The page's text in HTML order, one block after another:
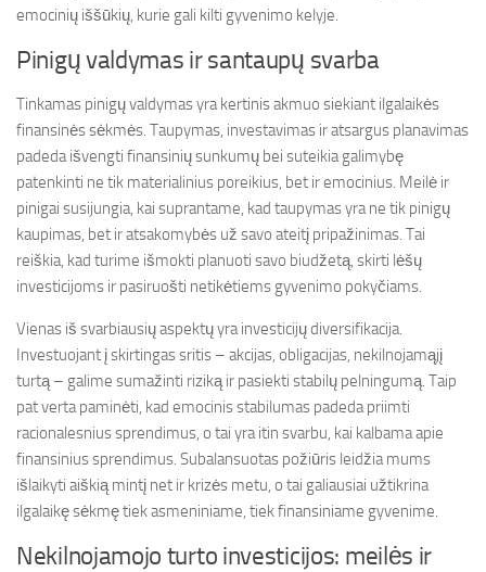
emocinių iššūkių, kurie gali kilti gyvenimo kelyje.
Pinigų valdymas ir santaupų svarba
Tinkamas pinigų valdymas yra kertinis akmuo siekiant ilgalaikės
finansinės sėkmės. Taupymas, investavimas ir atsargus planavimas
padeda išvengti finansinių sunkumų bei suteikia galimybę
patenkinti ne tik materialinius poreikius, bet ir emocinius. Meilė ir
pinigai susijungia, kai suprantame, kad taupymas yra ne tik pinigų
kaupimas, bet ir atsakomybės už savo ateitį pripažinimas. Tai
reiškia, kad turime išmokti planuoti savo biudžetą, skirti lėšų
investicijoms ir pasiruošti netikėtiems gyvenimo pokyčiams.
Vienas iš svarbiausių aspektų yra investicijų diversifikacija.
Investuojant į skirtingas sritis – akcijas, obligacijas, nekilnojamąjį
turtą – galime sumažinti riziką ir pasiekti stabilų pelningumą. Taip
pat verta paminėti, kad emocinis stabilumas padeda priimti
racionalesnius sprendimus, o tai yra itin svarbu, kai kalbama apie
finansinius sprendimus. Subalansuotas požiūris leidžia mums
išlaikyti aiškią mintį net ir krizės metu, o tai galiausiai užtikrina
ilgalaikę sėkmę tiek asmeniniame, tiek finansiniame gyvenime.
Nekilnojamojo turto investicijos: meilės ir